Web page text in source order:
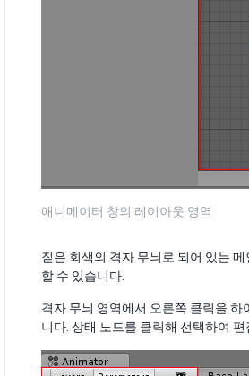
애니메이터 창의 레이아웃 영역
짙은 회색의 격자 무늬로 되어 있는
할 수 있습니다.
격자 무늬 영역에서 오른쪽 클릭을
니다. 상태 노드를 클릭해 선택하여